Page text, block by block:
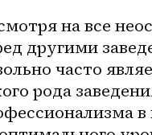
на все
другими
часто
рода
в